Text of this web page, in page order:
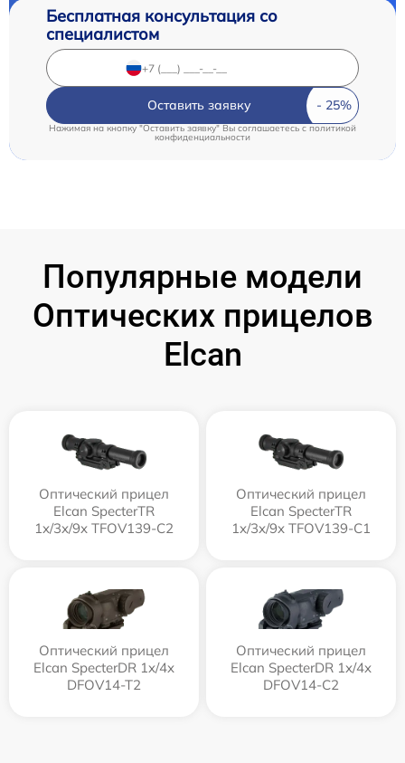
Бесплатная консультация со
специалистом
Оставить заявку
Нажимая на кнопку "Оставить заявку" Вы соглашаетесь c политикой
конфиденциальности
Популярные модели
Оптических прицелов
Elcan
Оптический прицел
Elcan SpecterTR
1x/3x/9x TFOV139-C2
Оптический прицел
Elcan SpecterTR
1x/3x/9x TFOV139-C1
Оптический прицел
Elcan SpecterDR 1x/4x
DFOV14-T2
Оптический прицел
Elcan SpecterDR 1x/4x
DFOV14-C2